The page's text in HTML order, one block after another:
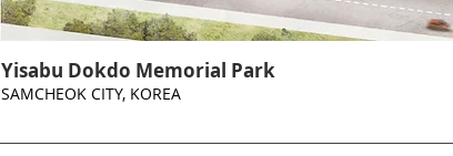
Yisabu Dokdo Memorial Park
SAMCHEOK CITY, KOREA